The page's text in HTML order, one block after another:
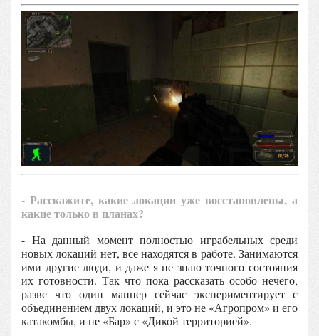
- Расскажите, какие локации уже восстановлены, а
какие только в планах?
- На данный момент полностью играбельных среди
новых локаций нет, все находятся в работе. Занимаются
ими другие люди, и даже я не знаю точного состояния
их готовности. Так что пока рассказать особо нечего,
разве что один маппер сейчас экспериментирует с
объединением двух локаций, и это не «Агропром» и его
катакомбы, и не «Бар» с «Дикой территорией».